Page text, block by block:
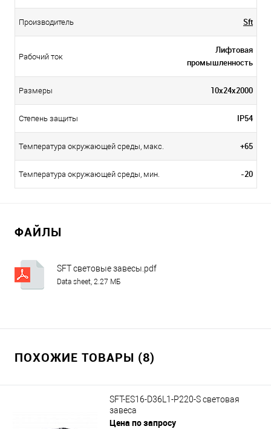
Производитель Sft
Рабочий ток
Лифтовая
промышленность
Размеры 10х24х2000
Степень защиты IP54
Температура окружающей среды, макс. +65
Температура окружающей среды, мин. -20
ФАЙЛЫ
SFT световые завесы.pdf
Data sheet, 2.27 МБ
ПОХОЖИЕ ТОВАРЫ (8)
SFT-ES16-D36L1-P220-S световая
завеса
Цена по запросу